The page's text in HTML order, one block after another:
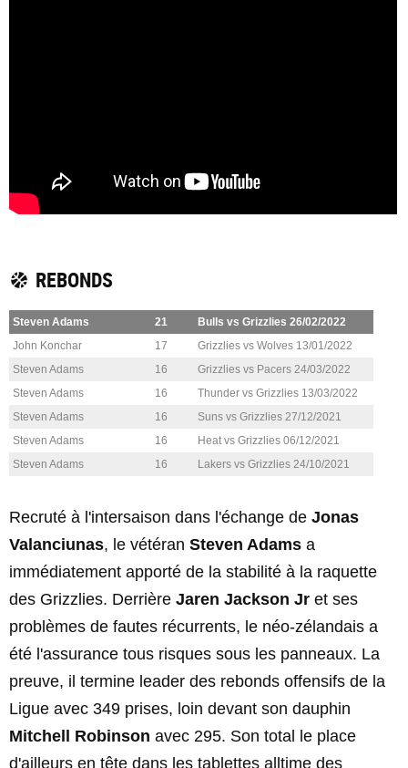
REBONDS
Steven Adams 21
Bulls vs Grizzlies 26/02/2022
John Konchar
17
Grizzlies vs Wolves 13/01/2022
Steven Adams
16
Grizzlies vs Pacers 24/03/2022
Steven Adams
16
Thunder vs Grizzlies 13/03/2022
Steven Adams
16
Suns vs Grizzlies 27/12/2021
Steven Adams
16
Heat vs Grizzlies 06/12/2021
Steven Adams
16 Lakers vs Grizzlies 24/10/2021
Recruté à l'intersaison dans l'échange de Jonas
Valanciunas, le vétéran Steven Adams a
immédiatement apporté de la stabilité à la raquette
des Grizzlies. Derrière Jaren Jackson Jr et ses
problèmes de fautes récurrents, le néo-zélandais a
été l'assurance tous risques sous les panneaux. La
preuve, il termine leader des rebonds offensifs de la
Ligue avec 349 prises, loin devant son dauphin
Mitchell Robinson avec 295. Son total le place
d'ailleurs en tête dans les tablettes alltime des